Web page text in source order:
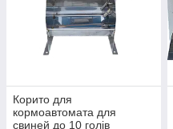
Корито для
кормоавтомата для
свиней до 10 голів